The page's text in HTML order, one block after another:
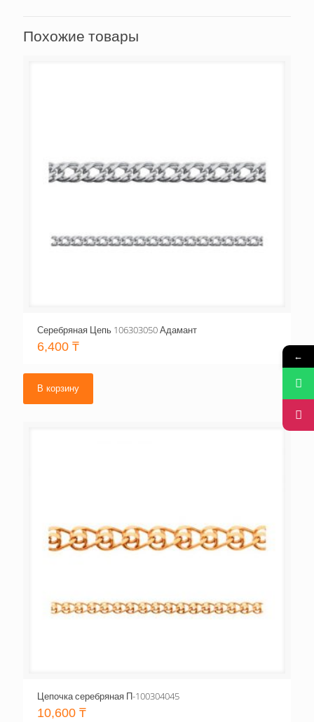
Похожие товары
Серебряная Цепь 106303050 Адамант
6,400 ₸
В корзину
Цепочка серебряная П-100304045
10,600 ₸
←